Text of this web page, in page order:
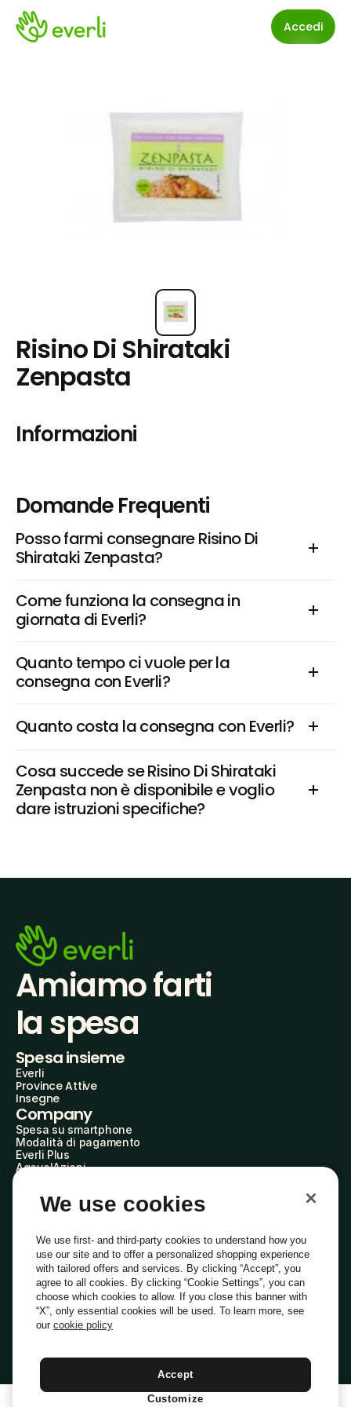
Accedi
Risino Di Shirataki
Zenpasta
Informazioni
Domande Frequenti
Posso farmi consegnare Risino Di
Shirataki Zenpasta?
Come funziona la consegna in
giornata di Everli?
Quanto tempo ci vuole per la
consegna con Everli?
Quanto costa la consegna con Everli?
Cosa succede se Risino Di Shirataki
Zenpasta non è disponibile e voglio
dare istruzioni specifiche?
Amiamo farti
la spesa
Spesa insieme
Everli
Province Attive
Insegne
Company
Spesa su smartphone
Modalità di pagamento
Everli Plus
AgevolAzioni
Everli Shoppers
Scopri chi siamo
Domande frequenti
Lavora con noi
Diventa Shopper
Investitori
PrivacyCookiePreferenze Cookie
Termini e Condizioni
Italiano
We use cookies
We use first- and third-party cookies to understand how you
use our site and to offer a personalized shopping experience
with tailored offers and services. By clicking “Accept”, you
agree to all cookies. By clicking “Cookie Settings”, you can
choose which cookies to allow. If you close this banner with
“X”, only essential cookies will be used. To learn more, see
our cookie policy
Accept
Customize